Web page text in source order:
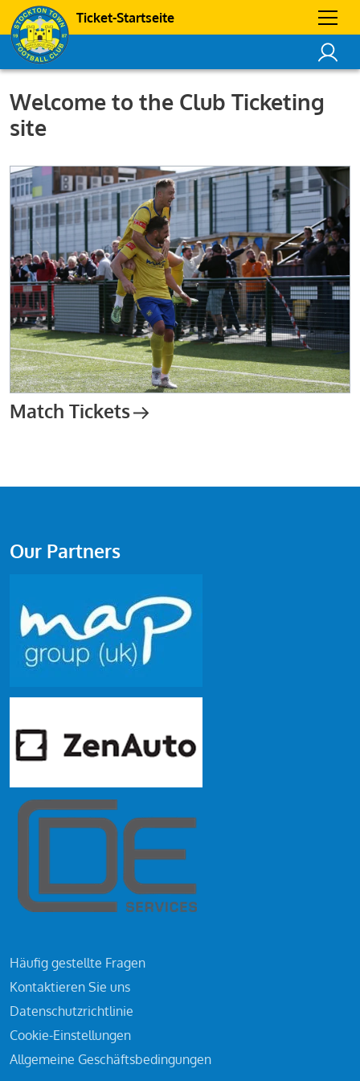
Ticket-Startseite
Welcome to the Club Ticketing
site
Match Tickets
Häufig gestellte Fragen
Kontaktieren Sie uns
Datenschutzrichtlinie
Cookie-Einstellungen
Allgemeine Geschäftsbedingungen
Our Partners